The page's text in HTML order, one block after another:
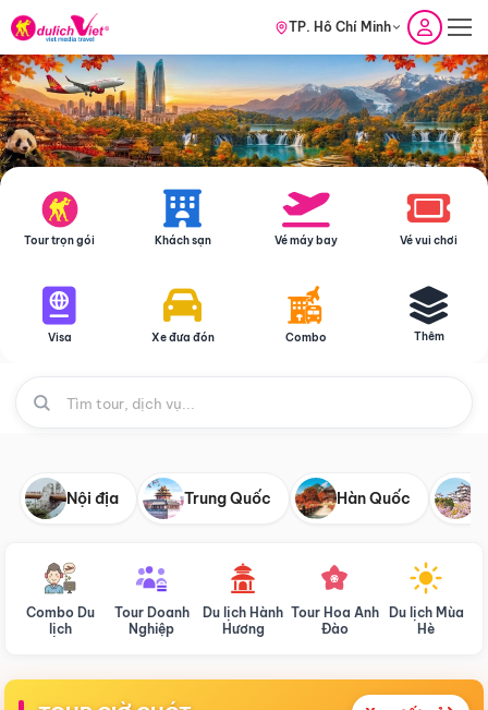
TP. Hồ Chí Minh
Tour trọn gói Khách sạn Vé máy bay Vé vui chơi
Visa Xe đưa đón Combo Thêm
Nội địa Trung Quốc Hàn Quốc
Combo Du
lịch
Tour Doanh
Nghiệp
Du lịch Hành
Hương
Tour Hoa Anh
Đào
Du lịch Mùa
Hè